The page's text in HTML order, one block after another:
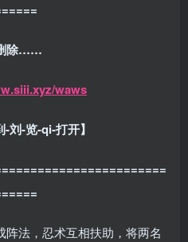
除……
waws
刘-览-qi-打开】
法，忍术互相扶助，将两名